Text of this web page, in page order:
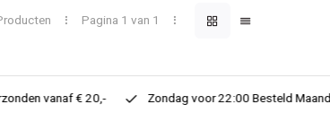
Pagina 1 van 1
22:00 Besteld Maandag in Huis! Same Day ! Voor